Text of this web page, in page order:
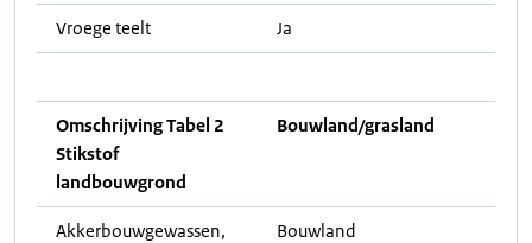
Vroege teelt Ja
Omschrijving Tabel 2
Stikstof
landbouwgrond
Bouwland/grasland
Akkerbouwgewassen,
Bouwland